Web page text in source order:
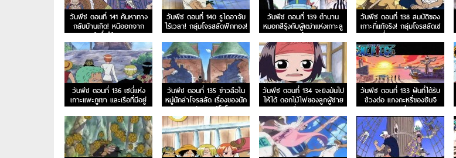
วันพีช ตอนที่ 141 ค้นหาทาง
กลับบ้านเกิด! หนีออกจาก
สุสานเรือซึ่งไร้กาลเวลา!
วันพีช ตอนที่ 140 รูไดอาจับ
ไร้เวลา! กลุ่มโจรสลัดฟักทอง!
วันพีช ตอนที่ 139 ตำนาน
หมอกสีรุ้งกับผู้เฒ่าแห่งเกาะลู
ลูก้า!
วันพีช ตอนที่ 138 สมบัติของ
เกาะที่แท้จริง! กลุ่มโจรสลัดเซ
นี่ออกเดินทาง!
วันพีช ตอนที่ 136 เซนี่แห่ง
เกาะแพะภูเขา และเรือที่มีอยู่
บนยอดเขา!
วันพีช ตอนที่ 135 ข่าวลือใน
หมู่นักล่าโจรสลัด เรื่องของนัก
ดาบมหัศจรรย์โซโล!
วันพีช ตอนที่ 134 จะยิงมันไป
ให้ได้ ดอกไม้ไฟของลูกผู้ชาย
ชื่ออุซป
วันพีช ตอนที่ 133 ฝันที่ได้รับ
ช่วงต่อ แกงกะหรี่ของซันจิ
จอมอึด